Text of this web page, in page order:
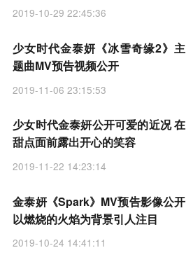
2019-10-29 22:45:36
少女时代金泰妍《冰雪奇缘2》主
题曲MV预告视频公开
2019-11-06 23:15:53
少女时代金泰妍公开可爱的近况 在
甜点面前露出开心的笑容
2019-11-22 14:23:14
金泰妍《Spark》MV预告影像公开
以燃烧的火焰为背景引人注目
2019-10-24 14:41:11